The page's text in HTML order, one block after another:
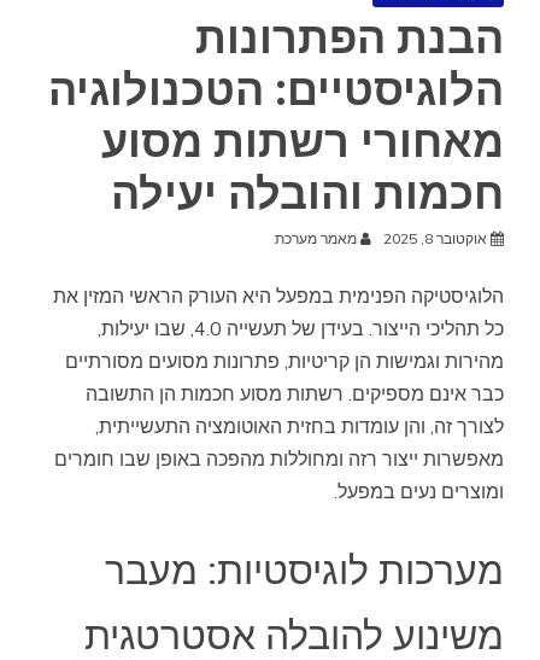
הבנת הפתרונות
הלוגיסטיים: הטכנולוגיה
מאחורי רשתות מסוע
חכמות והובלה יעילה
אוקטובר 8, 2025 מאמר מערכת
הלוגיסטיקה הפנימית במפעל היא העורק הראשי המזין את
כל תהליכי הייצור. בעידן של תעשייה 4.0, שבו יעילות,
מהירות וגמישות הן קריטיות, פתרונות מסועים מסורתיים
כבר אינם מספיקים. רשתות מסוע חכמות הן התשובה
לצורך זה, והן עומדות בחזית האוטומציה התעשייתית,
מאפשרות ייצור רזה ומחוללות מהפכה באופן שבו חומרים
ומוצרים נעים במפעל.
מערכות לוגיסטיות: מעבר
משינוע להובלה אסטרטגית